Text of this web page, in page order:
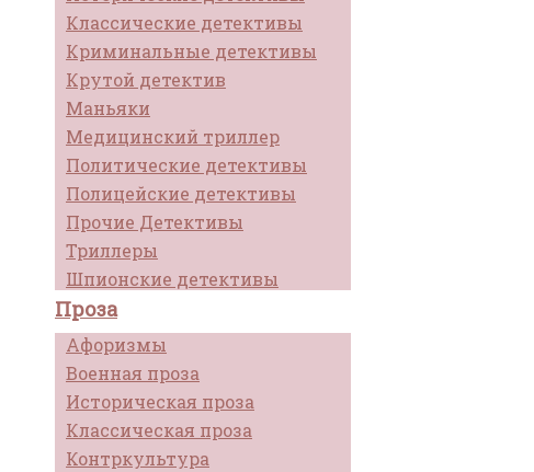
Классические детективы
Криминальные детективы
Крутой детектив
Маньяки
Медицинский триллер
Политические детективы
Полицейские детективы
Прочие Детективы
Триллеры
Шпионские детективы
Проза
Афоризмы
Военная проза
Историческая проза
Классическая проза
Контркультура